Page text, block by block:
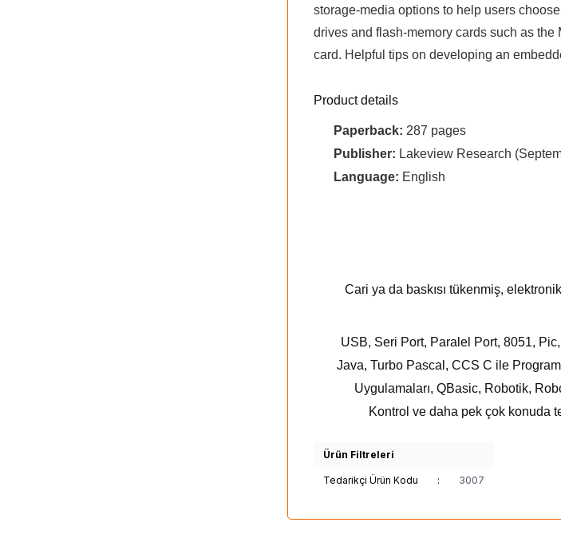
storage-media options to help users
drives and flash-memory cards such as
card. Helpful tips on developing an
Product details
Paperback: 287 pages
Publisher: Lakeview Research
Language: English
Cari ya da baskısı tükenmiş,
USB, Seri Port, Paralel Port, 8051,
Java, Turbo Pascal, CCS C ile
Uygulamaları, QBasic, Robotik,
Kontrol ve daha pek çok konuda
Ürün Filtreleri
Tedarikçi Ürün Kodu : 3007